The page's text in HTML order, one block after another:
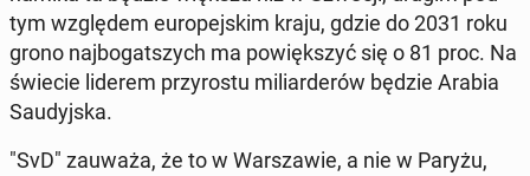
tym wzglę­dem eu­ro­pej­skim kraju, gdzie do 2031 roku
grono naj­bo­gat­szych ma po­więk­szyć się o 81 proc. Na
świecie liderem przy­ro­stu mi­liar­de­rów będzie Arabia
Sau­dyj­ska.
"SvD" zauważa, że to w War­sza­wie, a nie w Paryżu,